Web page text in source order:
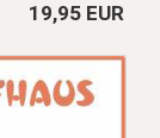
19,95 EUR